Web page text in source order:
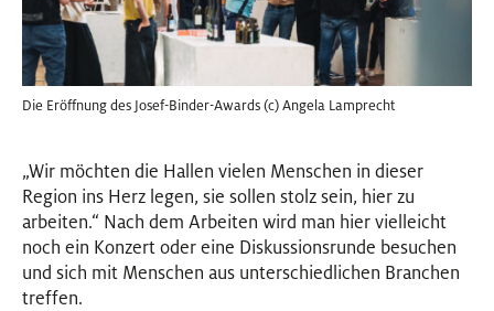
Die Eröffnung des Josef-Binder-Awards (c) Angela Lamprecht
„Wir möchten die Hallen vielen Menschen in dieser
Region ins Herz legen, sie sollen stolz sein, hier zu
arbeiten.“ Nach dem Arbeiten wird man hier vielleicht
noch ein Konzert oder eine Diskussionsrunde besuchen
und sich mit Menschen aus unterschiedlichen Branchen
treffen.